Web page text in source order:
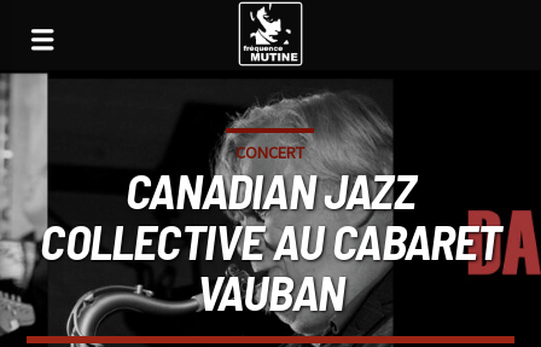
CONCERT
CANADIAN JAZZ
COLLECTIVE AU CABARET
VAUBAN